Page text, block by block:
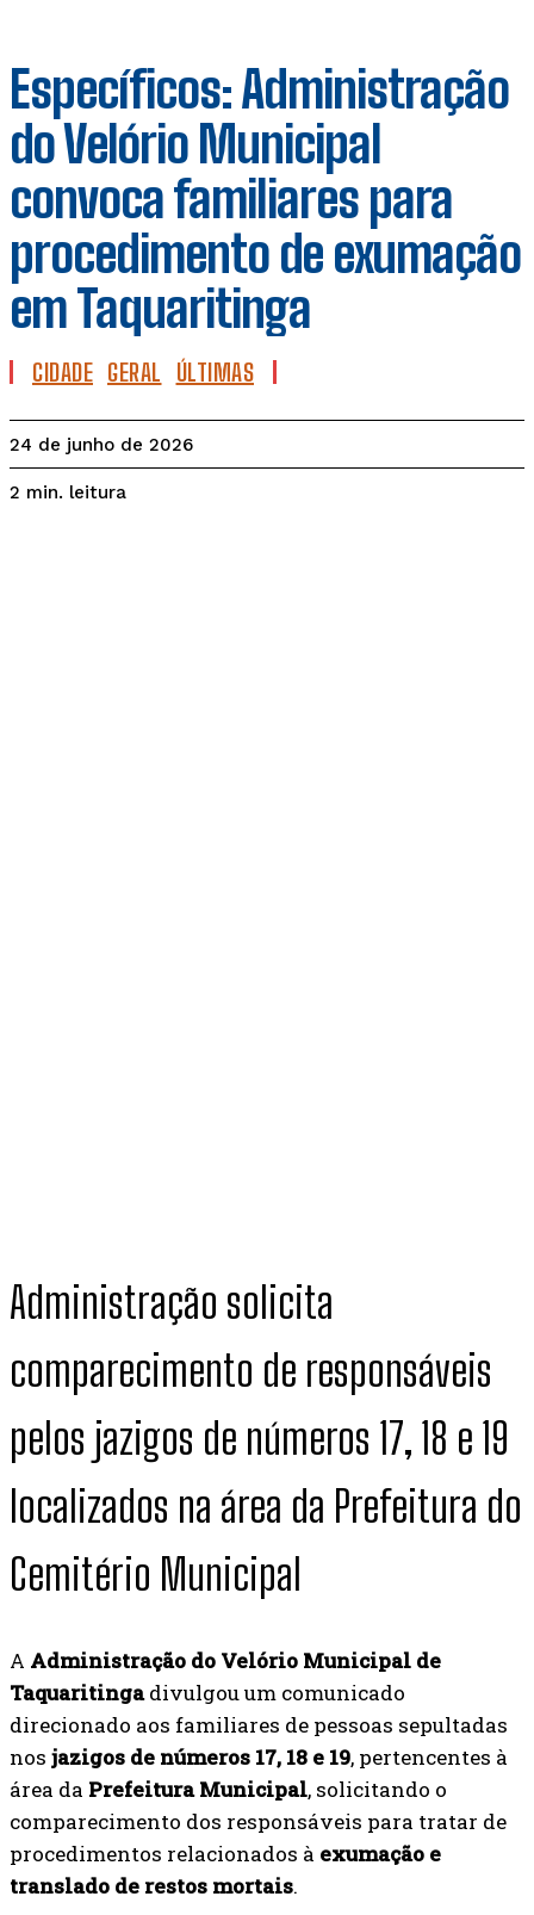
Específicos: Administração
do Velório Municipal
convoca familiares para
procedimento de exumação
em Taquaritinga
CIDADE GERAL ÚLTIMAS
24 de junho de 2026
2 min. leitura
Administração solicita
comparecimento de responsáveis
pelos jazigos de números 17, 18 e 19
localizados na área da Prefeitura do
Cemitério Municipal
A Administração do Velório Municipal de
Taquaritingadivulgou um comunicado
direcionado aos familiares de pessoas sepultadas
nos jazigos de números 17, 18 e 19, pertencentes à
área da Prefeitura Municipal, solicitando o
comparecimento dos responsáveis para tratar de
procedimentos relacionados à exumação e
translado de restos mortais.